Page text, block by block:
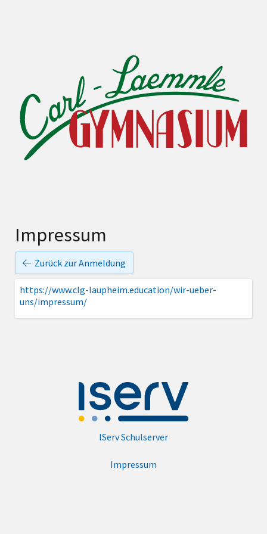
Impressum
Zurück zur Anmeldung
https://www.clg-laupheim.education/wir-ueber-
uns/impressum/
IServ Schulserver
Impressum